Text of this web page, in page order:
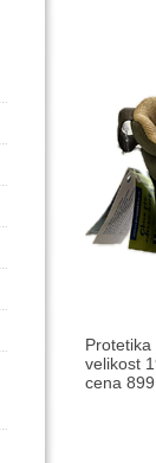
Protetika
velikost
cena